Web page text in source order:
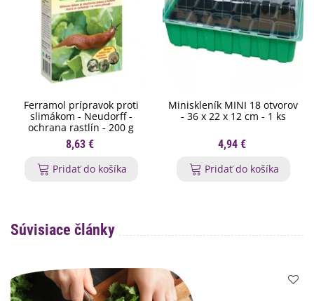
Ferramol prípravok proti
slimákom - Neudorff -
ochrana rastlín - 200 g
8,63 €
Pridať do košíka
Miniskleník MINI 18 otvorov
- 36 x 22 x 12 cm - 1 ks
4,94 €
Pridať do košíka
Súvisiace články